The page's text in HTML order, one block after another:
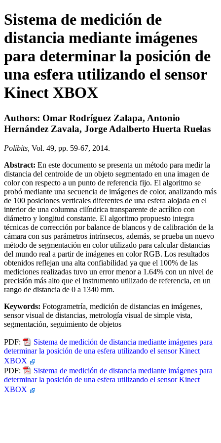
Sistema de medición de
distancia mediante imágenes
para determinar la posición de
una esfera utilizando el sensor
Kinect XBOX
Authors: Omar Rodríguez Zalapa, Antonio
Hernández Zavala, Jorge Adalberto Huerta Ruelas
Polibits, Vol. 49, pp. 59-67, 2014.
Abstract: En este documento se presenta un método para medir la
distancia del centroide de un objeto segmentado en una imagen de
color con respecto a un punto de referencia fijo. El algoritmo se
probó mediante una secuencia de imágenes de color, analizando más
de 100 posiciones verticales diferentes de una esfera alojada en el
interior de una columna cilíndrica transparente de acrílico con
diámetro y longitud constante. El algoritmo propuesto integra
técnicas de corrección por balance de blancos y de calibración de la
cámara con sus parámetros intrínsecos, además, se prueba un nuevo
método de segmentación en color utilizado para calcular distancias
del mundo real a partir de imágenes en color RGB. Los resultados
obtenidos reflejan una alta confiabilidad ya que el 100% de las
mediciones realizadas tuvo un error menor a 1.64% con un nivel de
precisión más alto que el instrumento utilizado de referencia, en un
rango de distancia de 0 a 1340 mm.
Keywords: Fotogrametría, medición de distancias en imágenes,
sensor visual de distancias, metrología visual de simple vista,
segmentación, seguimiento de objetos
PDF:
Sistema de medición de distancia mediante imágenes para
determinar la posición de una esfera utilizando el sensor Kinect
XBOX
PDF:
Sistema de medición de distancia mediante imágenes para
determinar la posición de una esfera utilizando el sensor Kinect
XBOX